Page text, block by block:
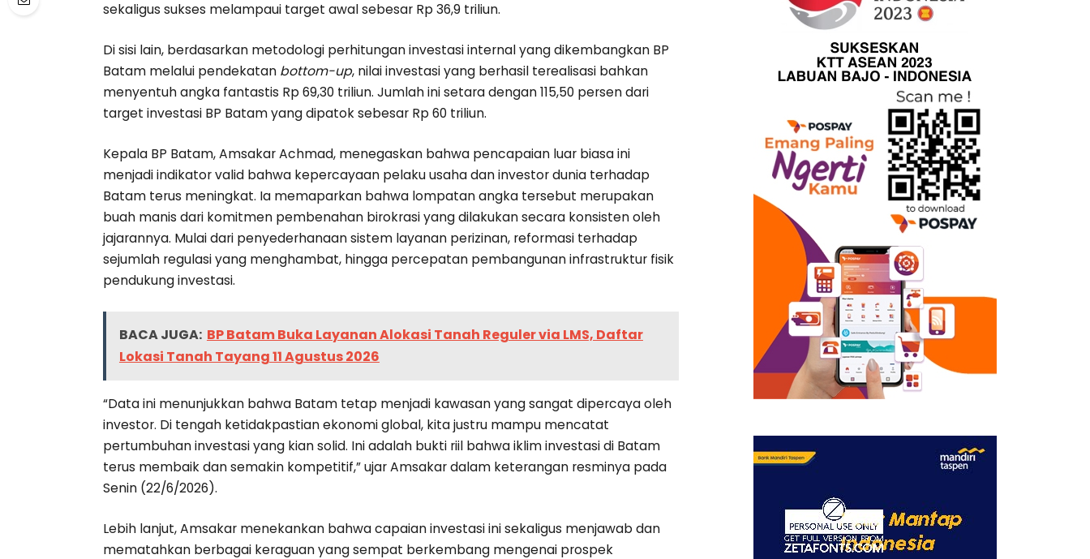
sekaligus sukses melampaui target awal sebesar Rp 36,9 triliun.
Di sisi lain, berdasarkan metodologi perhitungan investasi internal yang dikembangkan BP
Batam melalui pendekatan bottom-up, nilai investasi yang berhasil terealisasi bahkan
menyentuh angka fantastis Rp 69,30 triliun. Jumlah ini setara dengan 115,50 persen dari
target investasi BP Batam yang dipatok sebesar Rp 60 triliun.
Kepala BP Batam, Amsakar Achmad, menegaskan bahwa pencapaian luar biasa ini
menjadi indikator valid bahwa kepercayaan pelaku usaha dan investor dunia terhadap
Batam terus meningkat. Ia memaparkan bahwa lompatan angka tersebut merupakan
buah manis dari komitmen pembenahan birokrasi yang dilakukan secara konsisten oleh
jajarannya. Mulai dari penyederhanaan sistem layanan perizinan, reformasi terhadap
sejumlah regulasi yang menghambat, hingga percepatan pembangunan infrastruktur fisik
pendukung investasi.
BACA JUGA: BP Batam Buka Layanan Alokasi Tanah Reguler via LMS, Daftar
Lokasi Tanah Tayang 11 Agustus 2026
“Data ini menunjukkan bahwa Batam tetap menjadi kawasan yang sangat dipercaya oleh
investor. Di tengah ketidakpastian ekonomi global, kita justru mampu mencatat
pertumbuhan investasi yang kian solid. Ini adalah bukti riil bahwa iklim investasi di Batam
terus membaik dan semakin kompetitif,” ujar Amsakar dalam keterangan resminya pada
Senin (22/6/2026).
Lebih lanjut, Amsakar menekankan bahwa capaian investasi ini sekaligus menjawab dan
mematahkan berbagai keraguan yang sempat berkembang mengenai prospek